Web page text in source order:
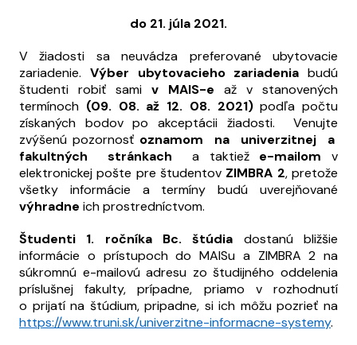
do 21. júla 2021.
V žiadosti sa neuvádza preferované ubytovacie
zariadenie. Výber ubytovacieho zariadenia budú
študenti robiť sami v MAIS-e až v stanovených
termínoch (09. 08. až 12. 08. 2021)podľa počtu
získaných bodov po akceptácii žiadosti. Venujte
zvýšenú pozornosť oznamom na univerzitnej a
fakultných stránkach a taktiež e-mailomv
elektronickej pošte pre študentov ZIMBRA 2, pretože
všetky informácie a termíny budú uverejňované
výhradne ich prostredníctvom.
Študenti 1. ročníka Bc. štúdia dostanú bližšie
informácie o prístupoch do MAISu a ZIMBRA 2 na
súkromnú e-mailovú adresu zo študijného oddelenia
príslušnej fakulty, prípadne, priamo v rozhodnutí
o prijatí na štúdium, pripadne, si ich môžu pozrieť na
https://www.truni.sk/univerzitne-informacne-systemy.